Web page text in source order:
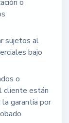
o
sujetos al
bajo
o
cliente están
garantía por